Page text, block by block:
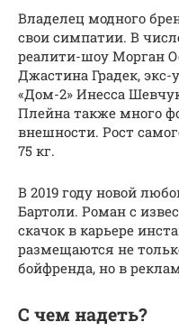
Владелец модного
свои симпатии. В
реалити-шоу Морган
Джастина Градек, экс-
«Дом-2» Инесса
Плейна также много
внешности. Рост
75 кг.
В 2019 году новой
Бартоли. Роман с
скачок в карьере
размещаются не
бойфренда, но в
С чем надеть?